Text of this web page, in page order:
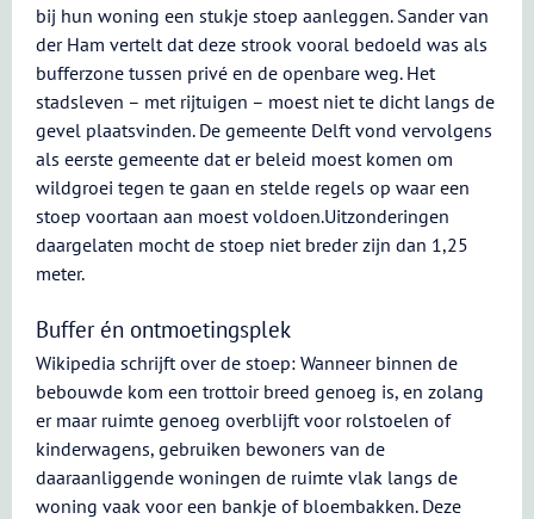
bij hun woning een stukje stoep aanleggen. Sander van
der Ham vertelt dat deze strook vooral bedoeld was als
bufferzone tussen privé en de openbare weg. Het
stadsleven – met rijtuigen – moest niet te dicht langs de
gevel plaatsvinden. De gemeente Delft vond vervolgens
als eerste gemeente dat er beleid moest komen om
wildgroei tegen te gaan en stelde regels op waar een
stoep voortaan aan moest voldoen.Uitzonderingen
daargelaten mocht de stoep niet breder zijn dan 1,25
meter.
Buffer én ontmoetingsplek
Wikipedia schrijft over de stoep: Wanneer binnen de
bebouwde kom een trottoir breed genoeg is, en zolang
er maar ruimte genoeg overblijft voor rolstoelen of
kinderwagens, gebruiken bewoners van de
daaraanliggende woningen de ruimte vlak langs de
woning vaak voor een bankje of bloembakken. Deze